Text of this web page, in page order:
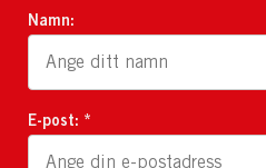
Namn:
E-post: *